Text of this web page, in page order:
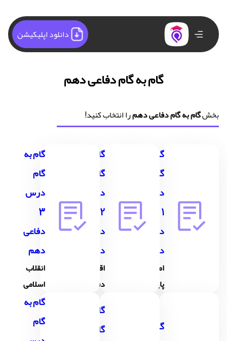
دانلود اپلیکیشن
گام به گام دفاعی دهم
بخشگام به گام دفاعی دهمرا انتخاب کنید!
گام به
گام
درس
1
دفاعی
دهم
امنیت
پایدار
گام به
گام
درس
2
دفاعی
دهم
اقتدار
دفاعی
گام به
گام
درس
3
دفاعی
دهم
انقلاب
اسلامی
گام به
گام به
گام
گام به
گام